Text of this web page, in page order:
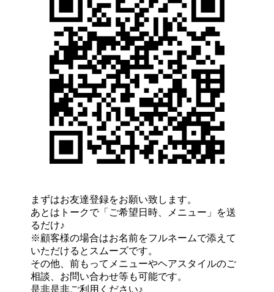
まずはお友達登録をお願い致します。
あとはトークで「ご希望日時、メニュー」を送
るだけ♪
※顧客様の場合はお名前をフルネームで添えて
いただけるとスムーズです。
その他、前もってメニューやヘアスタイルのご
相談、お問い合わせ等も可能です。
是非是非ご利用ください♪